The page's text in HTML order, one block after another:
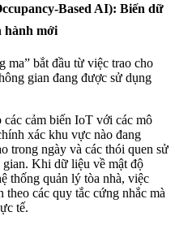
Based AI): Biến dữ
hành mới
ma” bắt đầu từ việc trao cho
gian đang được sử dụng
cảm biến IoT với các mô
xác khu vực nào đang
trong ngày và các thói quen sử
gian. Khi dữ liệu về mật độ
thống quản lý tòa nhà, việc
các quy tắc cứng nhắc mà
tế.